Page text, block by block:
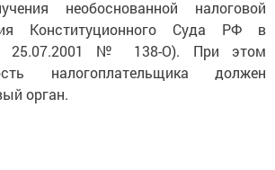
необоснованной налоговой
Конституционного Суда РФ в
25.07.2001 № 138-О). При этом
налогоплательщика должен
орган.